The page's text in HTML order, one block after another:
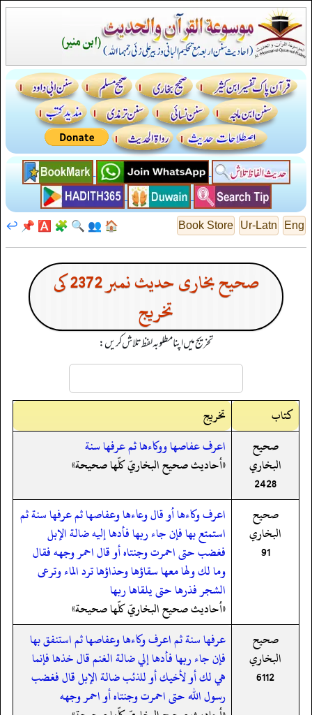
Eng
Ur-Latn
Book Store
🏠
👥
🔍
🧩
🅰️
📌
↩️
صحیح بخاری حدیث نمبر 2372 کی
تخریج
تخریج میں اپنا مطلوبہ لفظ تلاش کریں:
کتاب
تخریج
صحيح
البخاري
2428
اعرف عفاصها ووكاءها ثم عرفها سنة
«أحاديث صحيح البخاريّ كلّها صحيحة»
صحيح
البخاري
91
اعرف وكاءها أو قال وعاءها وعفاصها ثم عرفها سنة ثم
استمتع بها فإن جاء ربها فأدها إليه ضالة الإبل
فغضب حتى احمرت وجنتاه أو قال احمر وجهه فقال
وما لك ولها معها سقاؤها وحذاؤها ترد الماء وترعى
الشجر فذرها حتى يلقاها ربها
«أحاديث صحيح البخاريّ كلّها صحيحة»
صحيح
البخاري
6112
عرفها سنة ثم اعرف وكاءها وعفاصها ثم استنفق بها
فإن جاء ربها فأدها إلي ضالة الغنم قال خذها فإنما
هي لك أو لأخيك أو للذئب ضالة الإبل قال فغضب
رسول الله حتى احمرت وجنتاه أو احمر وجهه